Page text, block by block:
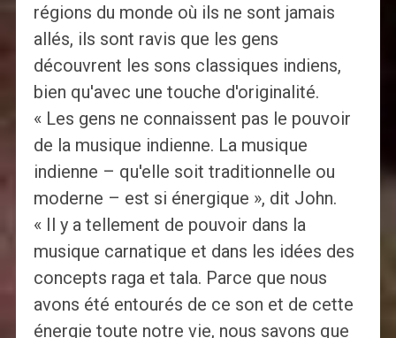
régions du monde où ils ne sont jamais
allés, ils sont ravis que les gens
découvrent les sons classiques indiens,
bien qu'avec une touche d'originalité.
« Les gens ne connaissent pas le pouvoir
de la musique indienne. La musique
indienne – qu'elle soit traditionnelle ou
moderne – est si énergique », dit John.
« Il y a tellement de pouvoir dans la
musique carnatique et dans les idées des
concepts raga et tala. Parce que nous
avons été entourés de ce son et de cette
énergie toute notre vie, nous savons que